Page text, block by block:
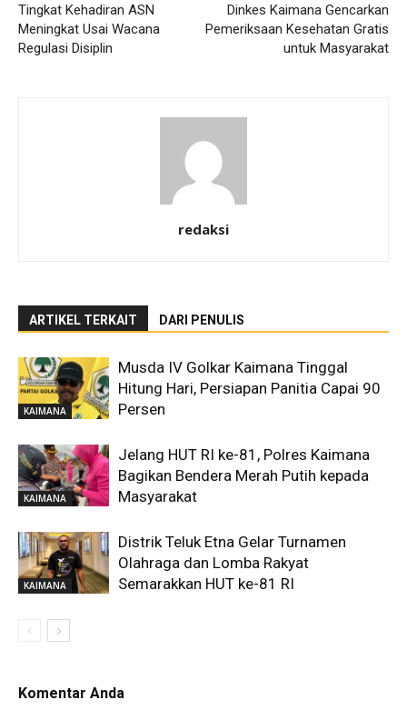
Tingkat Kehadiran ASN
Meningkat Usai Wacana
Regulasi Disiplin
Dinkes Kaimana Gencarkan
Pemeriksaan Kesehatan Gratis
untuk Masyarakat
redaksi
ARTIKEL TERKAIT DARI PENULIS
KAIMANA
Musda IV Golkar Kaimana Tinggal
Hitung Hari, Persiapan Panitia Capai 90
Persen
KAIMANA
Jelang HUT RI ke-81, Polres Kaimana
Bagikan Bendera Merah Putih kepada
Masyarakat
KAIMANA
Distrik Teluk Etna Gelar Turnamen
Olahraga dan Lomba Rakyat
Semarakkan HUT ke-81 RI
Komentar Anda